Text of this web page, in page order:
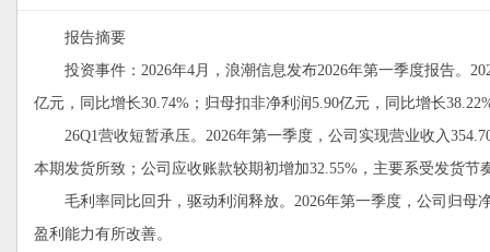
报告摘要
投资事件：2026年4月，浪潮信息发布2026年第一季度报告。
亿元，同比增长30.74%；归母扣非净利润5.90亿元，同比增长
26Q1营收短暂承压。2026年第一季度，公司实现营业收入
本期发货所致；公司应收账款较期初增加32.55%，主要系受发货节
毛利率同比回升，驱动利润释放。2026年第一季度，公司归母
盈利能力有所改善。